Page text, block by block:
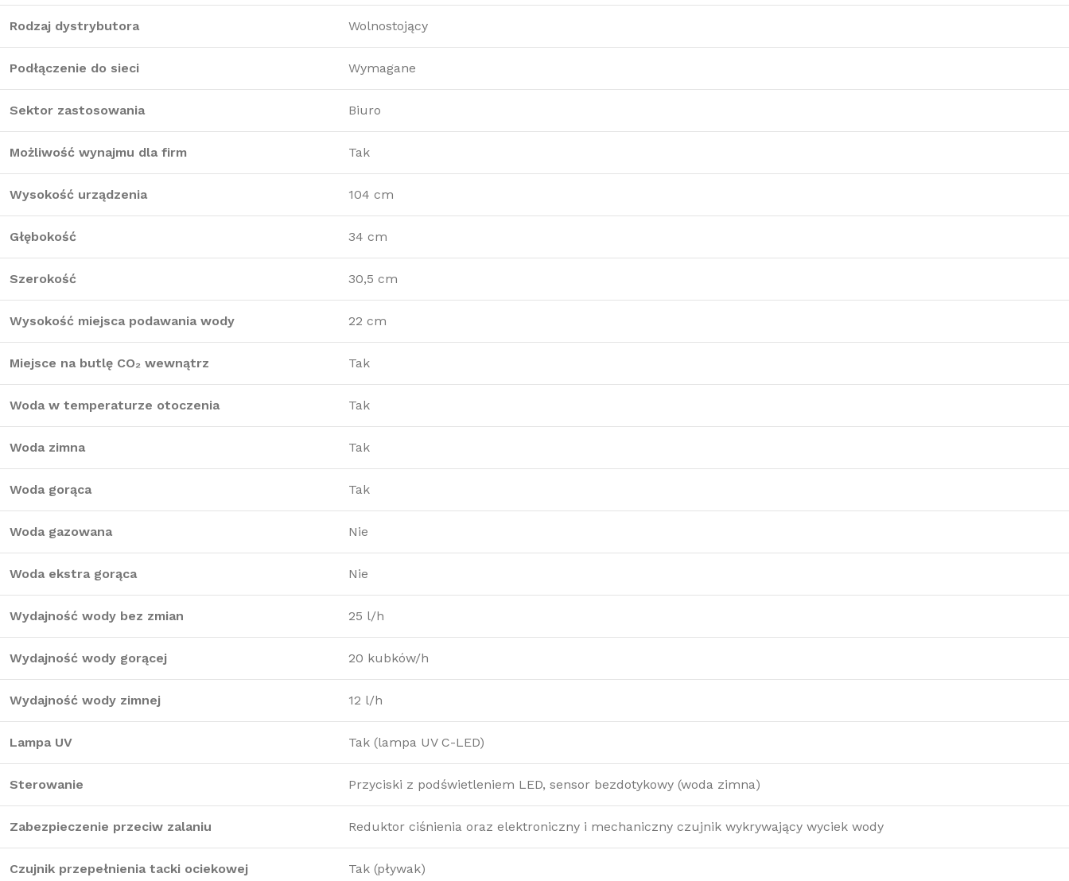
Rodzaj dystrybutora Wolnostojący
Podłączenie do sieci Wymagane
Sektor zastosowania Biuro
Możliwość wynajmu dla firm Tak
Wysokość urządzenia 104 cm
Głębokość 34 cm
Szerokość 30,5 cm
Wysokość miejsca podawania wody 22 cm
Miejsce na butlę CO₂ wewnątrz Tak
Woda w temperaturze otoczenia Tak
Woda zimna Tak
Woda gorąca Tak
Woda gazowana Nie
Woda ekstra gorąca Nie
Wydajność wody bez zmian 25 l/h
Wydajność wody gorącej 20 kubków/h
Wydajność wody zimnej 12 l/h
Lampa UV Tak (lampa UV C-LED)
Sterowanie Przyciski z podświetleniem LED, sensor bezdotykowy (woda zimna)
Zabezpieczenie przeciw zalaniu Reduktor ciśnienia oraz elektroniczny i mechaniczny czujnik wykrywający wyciek wody
Czujnik przepełnienia tacki ociekowej Tak (pływak)